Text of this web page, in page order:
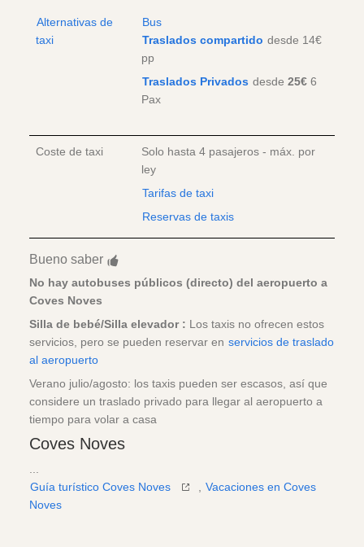
Alternativas de
taxi
Bus
Traslados compartido desde 14€
pp
Traslados Privados desde 25€ 6
Pax
Coste de taxi
Solo hasta 4 pasajeros - máx. por
ley
Tarifas de taxi
Reservas de taxis
Bueno saber
No hay autobuses públicos (directo) del aeropuerto a
Coves Noves
Silla de bebé/Silla elevador : Los taxis no ofrecen estos
servicios, pero se pueden reservar en servicios de traslado
al aeropuerto
Verano julio/agosto: los taxis pueden ser escasos, así que
considere un traslado privado para llegar al aeropuerto a
tiempo para volar a casa
Coves Noves
Guía turístico Coves Noves
Vacaciones en Coves
Noves